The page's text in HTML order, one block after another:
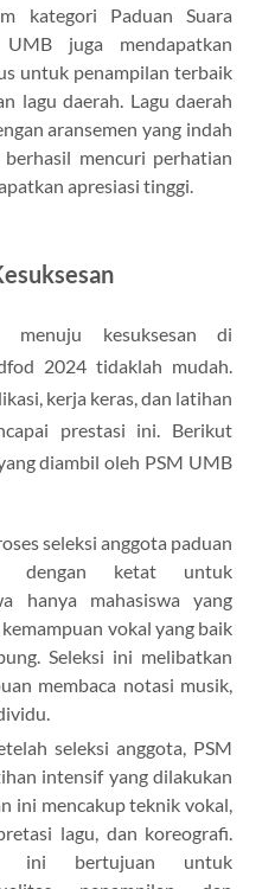
kategori Paduan Suara
juga mendapatkan
untuk penampilan terbaik
lagu daerah. Lagu daerah
aransemen yang indah
mencuri perhatian
apresiasi tinggi.
menuju kesuksesan di
2024 tidaklah mudah.
kerja keras, dan latihan
prestasi ini. Berikut
diambil oleh PSM UMB
seleksi anggota paduan
dengan ketat untuk
hanya mahasiswa yang
vokal yang baik
Seleksi ini melibatkan
membaca notasi musik,
seleksi anggota, PSM
intensif yang dilakukan
ini mencakup teknik vokal,
lagu, dan koreografi.
ini bertujuan untuk